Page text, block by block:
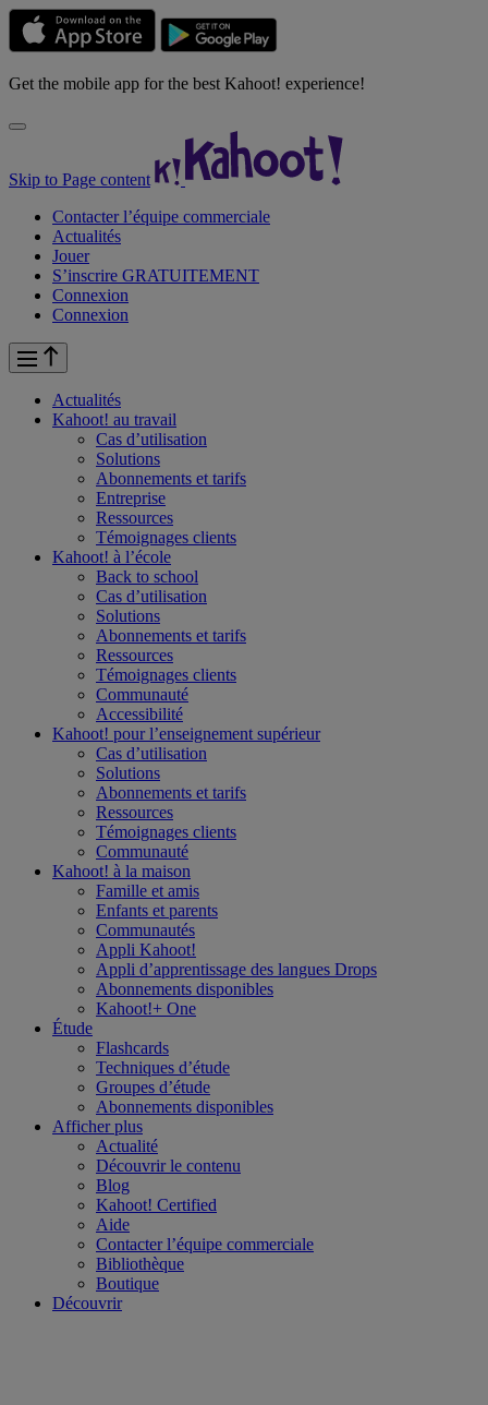
Get the mobile app for the best Kahoot! experience!
Skip to Page content
Contacter l’équipe commerciale
Actualités
Jouer
S’inscrire GRATUITEMENT
Connexion
Connexion
Actualités
Kahoot! au travail
Cas d’utilisation
Solutions
Abonnements et tarifs
Entreprise
Ressources
Témoignages clients
Kahoot! à l’école
Back to school
Cas d’utilisation
Solutions
Abonnements et tarifs
Ressources
Témoignages clients
Communauté
Accessibilité
Kahoot! pour l’enseignement supérieur
Cas d’utilisation
Solutions
Abonnements et tarifs
Ressources
Témoignages clients
Communauté
Kahoot! à la maison
Famille et amis
Enfants et parents
Communautés
Appli Kahoot!
Appli d’apprentissage des langues Drops
Abonnements disponibles
Kahoot!+ One
Étude
Flashcards
Techniques d’étude
Groupes d’étude
Abonnements disponibles
Afficher plus
Actualité
Découvrir le contenu
Blog
Kahoot! Certified
Aide
Contacter l’équipe commerciale
Bibliothèque
Boutique
Découvrir